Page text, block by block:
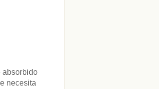
absorbido
necesita